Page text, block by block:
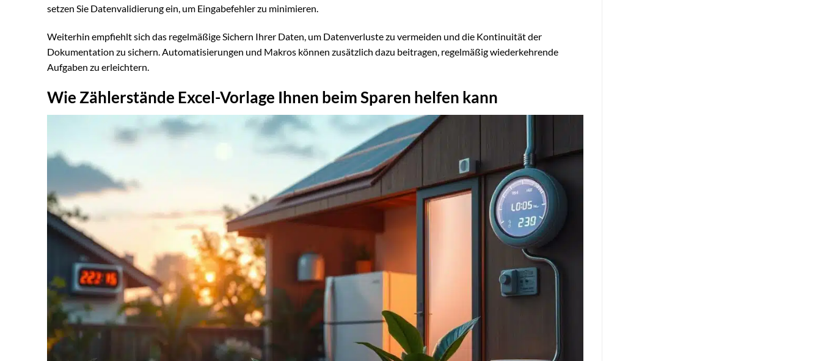
setzen Sie Datenvalidierung ein, um Eingabefehler zu minimieren.
Weiterhin empfiehlt sich das regelmäßige Sichern Ihrer Daten, um Datenverluste zu vermeiden und die Kontinuität der
Dokumentation zu sichern. Automatisierungen und Makros können zusätzlich dazu beitragen, regelmäßig wiederkehrende
Aufgaben zu erleichtern.
Wie Zählerstände Excel-Vorlage Ihnen beim Sparen helfen kann